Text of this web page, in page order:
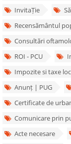
InvitaȚie
Recensământul
Consultări
ROI - PCU
Impozite si taxe
Anunț | PUG
Certificate de
Comunicare prin
Acte necesare